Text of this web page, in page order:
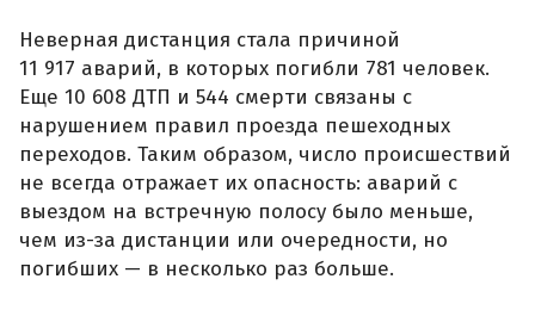
Неверная дистанция стала причиной
11 917 аварий, в которых погибли 781 человек.
Еще 10 608 ДТП и 544 смерти связаны с
нарушением правил проезда пешеходных
переходов. Таким образом, число происшествий
не всегда отражает их опасность: аварий с
выездом на встречную полосу было меньше,
чем из-за дистанции или очередности, но
погибших — в несколько раз больше.